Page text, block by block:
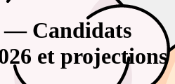
— Candidats
et projections